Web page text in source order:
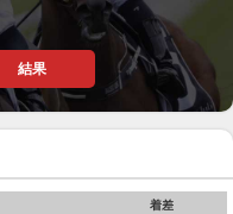
結果
着差